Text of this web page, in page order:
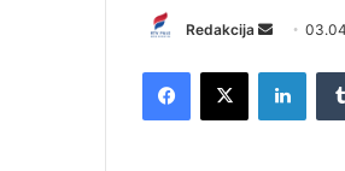
Redakcija
n
d